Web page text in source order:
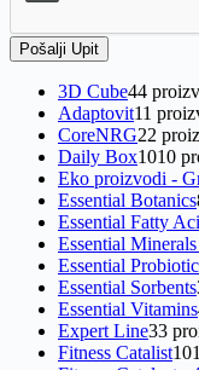
Pošalji Upit
3D Cube44
Adaptovit11
CoreNRG22
Daily Box1010
Eko proizvodi -
Essential Botanics
Essential Fatty
Essential
Essential
Essential Sorbents
Essential Vitamins
Expert Line33
Fitness Catalist10